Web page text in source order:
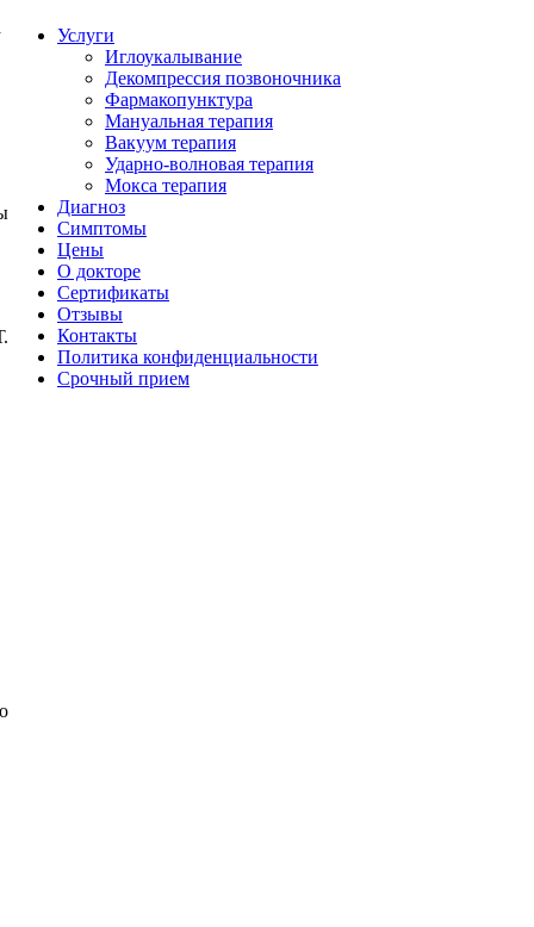
Услуги
Иглоукалывание
Декомпрессия позвоночника
Фармакопунктура
Мануальная терапия
Вакуум терапия
Ударно-волновая терапия
Мокса терапия
Диагноз
Симптомы
Цены
О докторе
Сертификаты
Отзывы
Контакты
Политика конфиденциальности
Срочный прием